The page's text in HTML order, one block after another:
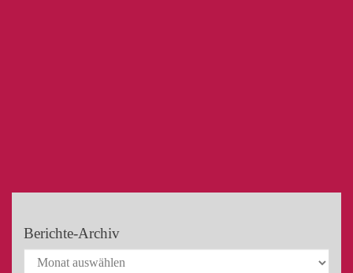
Berichte-Archiv